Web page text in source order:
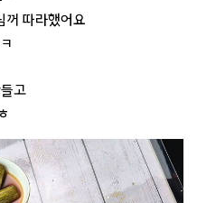
꺼 따라했어요
고